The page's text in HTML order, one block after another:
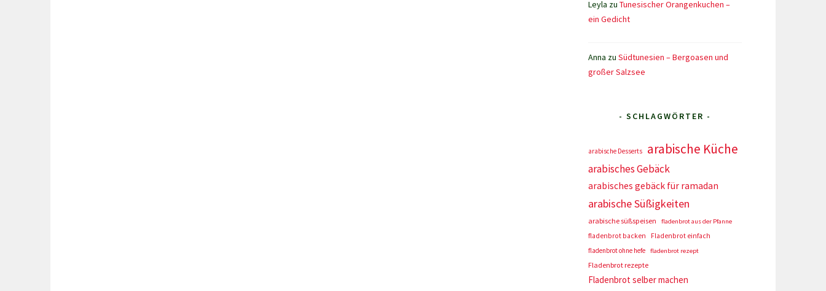
Leyla zu Tunesischer Orangenkuchen –
ein Gedicht
Anna zu Südtunesien – Bergoasen und
großer Salzsee
- SCHLAGWÖRTER -
arabische Desserts arabische Küche
arabisches Gebäck
arabisches gebäck für ramadan
arabische Süßigkeiten
arabische süßspeisen fladenbrot aus der Pfanne
fladenbrot backen
Fladenbrot einfach
fladenbrot ohne hefe
fladenbrot rezept
Fladenbrot rezepte
Fladenbrot selber machen